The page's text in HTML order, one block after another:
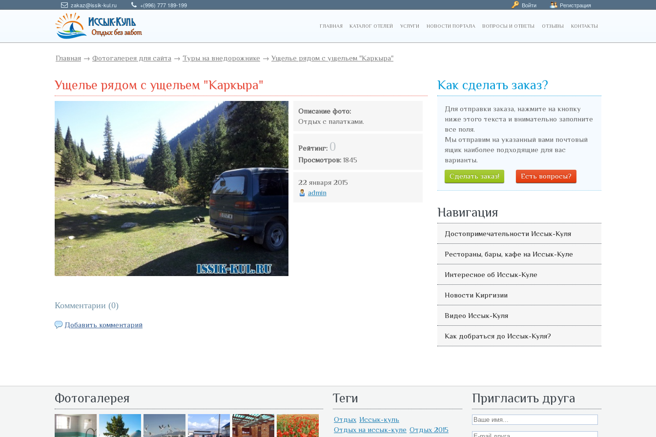
zakaz@issik-kul.ru +(996) 777 189-199 Войти Регистрация
ГЛАВНАЯ КАТАЛОГ ОТЕЛЕЙ УСЛУГИ НОВОСТИ ПОРТАЛА ВОПРОСЫ И ОТВЕТЫ ОТЗЫВЫ КОНТАКТЫ
Главная → Фотогалерея для сайта → Туры на внедорожнике → Ущелье рядом с ущельем "Каркыра"
Ущелье рядом с ущельем "Каркыра"
Описание фото:
Отдых с палатками.
Рейтинг: 0
Просмотров: 1845
22 января 2015
admin
Комментарии (0)
Добавить комментарий
Как сделать заказ?
Для отправки заказа, нажмите на кнопку
ниже этого текста и внимательно заполните
все поля.
Мы отправим на указанный вами почтовый
ящик наиболее подходящие для вас
варианты.
Сделать заказ!
Есть вопросы?
Навигация
Достопримечательности Иссык-Куля
Рестораны, бары, кафе на Иссык-Куле
Интересное об Иссык-Куле
Новости Киргизии
Видео Иссык-Куля
Как добраться до Иссык-Куля?
Фотогалерея Теги
Отдых Иссык-куль
Отдых на иссык-куле Отдых 2015
Пригласить друга